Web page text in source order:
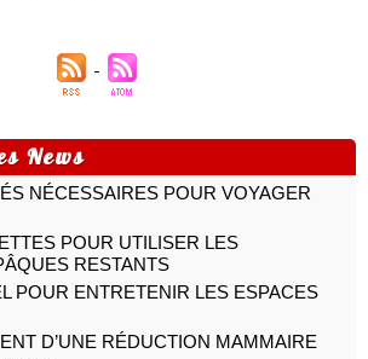
News
NÉCESSAIRES POUR VOYAGER
POUR UTILISER LES
RESTANTS
POUR ENTRETENIR LES ESPACES
D’UNE RÉDUCTION MAMMAIRE